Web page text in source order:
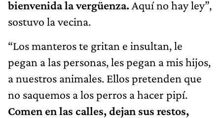
bienvenida la vergüenza. Aquí no hay ley”,
sostuvo la vecina.
“Los manteros te gritan e insultan, le
pegan a las personas, les pegan a mis hijos,
a nuestros animales. Ellos pretenden que
no saquemos a los perros a hacer pipí.
Comen en las calles, dejan sus restos,